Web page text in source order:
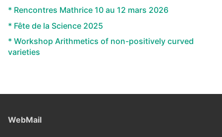
* Rencontres Mathrice 10 au 12 mars 2026
* Fête de la Science 2025
* Workshop Arithmetics of non-positively curved
varieties
WebMail